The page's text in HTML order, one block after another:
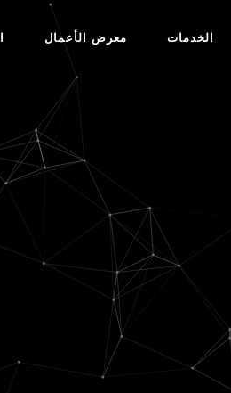
الخدمات معرض الأعمال